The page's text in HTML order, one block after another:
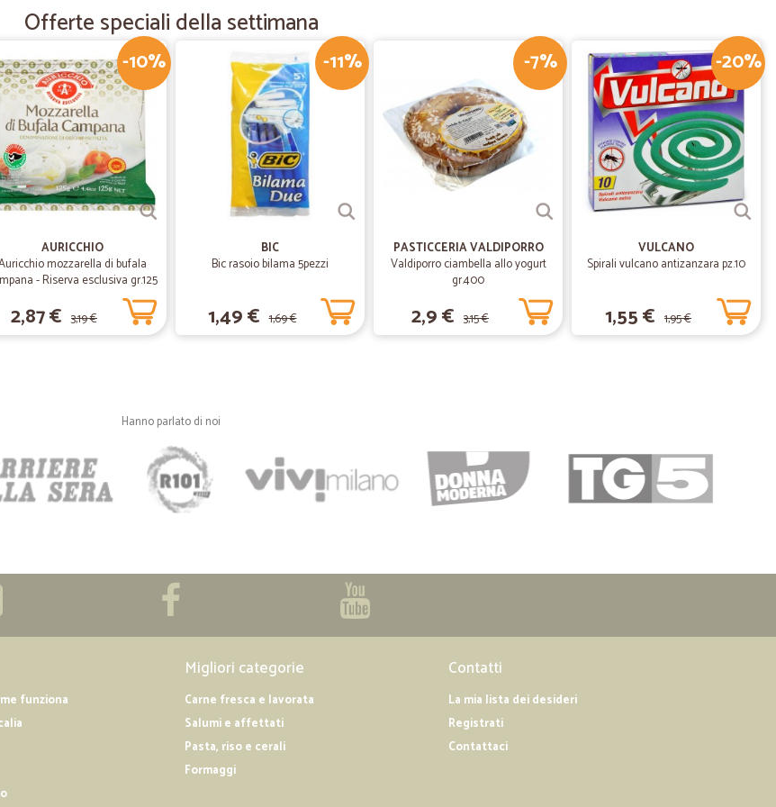
Emiliano R.
Serietà
Serietà, rapidità e velocità
28/02/2020
—
Chiari e puntuali
Chiari e puntuali
30/01/2020
—Nicoletta P.
Eccezionale, modalità di spedizione espresso e servizio impeccabile. Raccomandato
Molto esaudienti e veloci nella consegna
04/02/2019
— Luca Z.
Offerte speciali della settimana
-10%
AURICCHIO
mozzarella di bufala
- Riserva esclusiva gr.125
2,87 € 3,19 €
-11%
BIC
Bic rasoio bilama 5pezzi
1,49 € 1,69 €
-7%
PASTICCERIA VALDIPORRO
Valdiporro ciambella allo yogurt
gr.400
2,9 € 3,15 €
-20%
VULCANO
Spirali vulcano antizanzara pz.10
1,55 € 1,95 €
Hanno parlato di noi
funziona
Migliori categorie
Carne fresca e lavorata
Salumi e affettati
Pasta, riso e cerali
Formaggi
Contatti
La mia lista dei desideri
Registrati
Contattaci